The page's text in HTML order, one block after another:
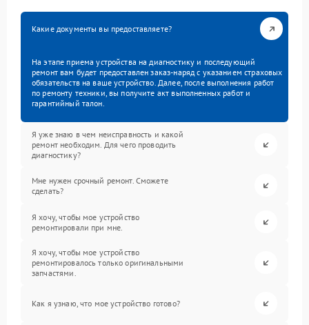
Какие документы вы предоставляете?
На этапе приема устройства на диагностику и последующий
ремонт вам будет предоставлен заказ-наряд с указанием страховых
обязательств на ваше устройство. Далее, после выполнения работ
по ремонту техники, вы получите акт выполненных работ и
гарантийный талон.
Я уже знаю в чем неисправность и какой
ремонт необходим. Для чего проводить
диагностику?
Мне нужен срочный ремонт. Сможете
сделать?
Я хочу, чтобы мое устройство
ремонтировали при мне.
Я хочу, чтобы мое устройство
ремонтировалось только оригинальными
запчастями.
Как я узнаю, что мое устройство готово?